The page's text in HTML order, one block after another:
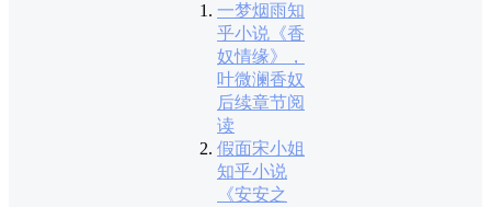
一梦烟雨知
乎小说《香
奴情缘》，
叶微澜香奴
后续章节阅
读
假面宋小姐
知乎小说
《安安之